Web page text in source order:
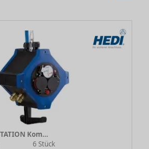
Hängeverteiler e.STATION Kombi Energie / Druckluft 3.5
6 Stück